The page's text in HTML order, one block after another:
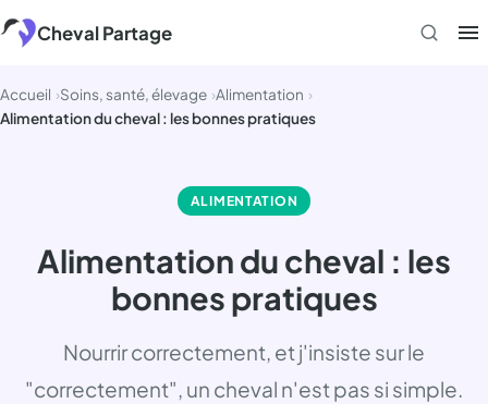
Aller
au
Cheval Partage
Accueil Soins, santé, élevage Alimentation
Alimentation du cheval : les bonnes pratiques
ALIMENTATION
Alimentation du cheval : les
bonnes pratiques
Nourrir correctement, et j'insiste sur le
"correctement", un cheval n'est pas si simple.